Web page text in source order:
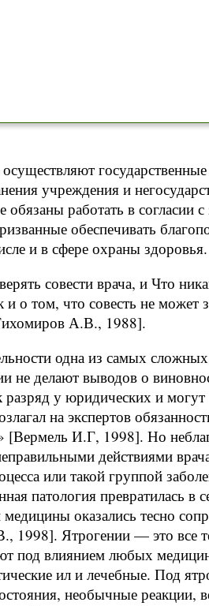
учреждения и
работать в согласии
обеспечивать
и в сфере охраны здоровья.
совести врача, и Что
и о том, что совесть не
А.В., 1988].
одна из самых
не делают выводов о
разряд у юридических и
на экспертов
[Вермель И.Г, 1998]. Но
действиями
или такой группой
патология превратилась
медицины оказались тесно
1998]. Ятрогении — это все
под влиянием любых
ил и лечебные. Под
необычные реакции,